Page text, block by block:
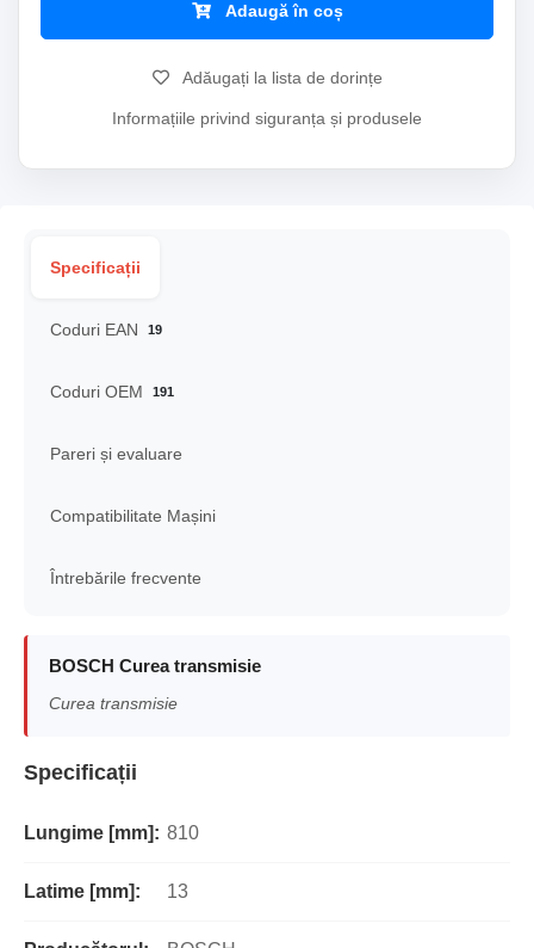
Adaugă în coș
Adăugați la lista de dorințe
Informațiile privind siguranța și produsele
Specificații
Coduri EAN 19
Coduri OEM 191
Pareri și evaluare
Compatibilitate Mașini
Întrebările frecvente
BOSCH Curea transmisie
Curea transmisie
Specificații
Lungime [mm]: 810
Latime [mm]: 13